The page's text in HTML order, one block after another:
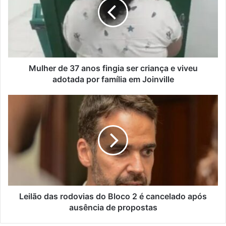
viveu
adotadaMulher de 37 anos fingia ser criança e viveu
adotada por família em Joinville
2
cancelado
após
ausência
Leilão das rodovias do Bloco 2 é cancelado após
ausência de propostas